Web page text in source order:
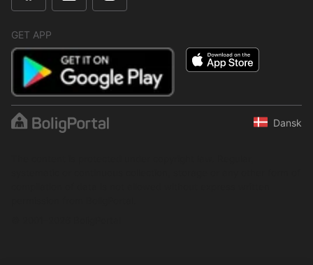
GET APP
Dansk